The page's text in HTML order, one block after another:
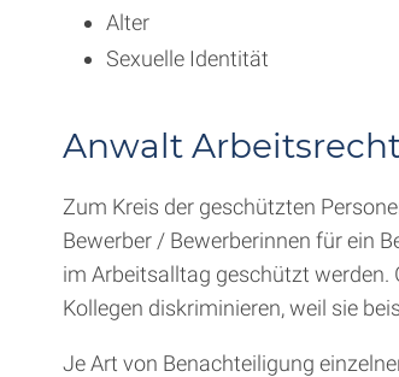
Alter
Sexuelle Identität
Anwalt
Zum Kreis der geschützten
Bewerber / Bewerberinnen für ein
im Arbeitsalltag geschützt werden.
Kollegen diskriminieren, weil sie
Je Art von Benachteiligung